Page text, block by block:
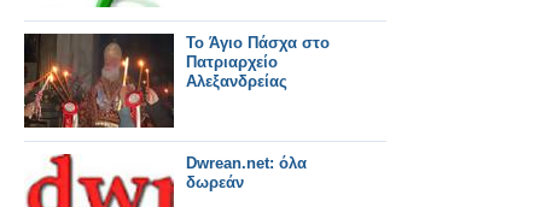
Το Άγιο Πάσχα στο
Πατριαρχείο
Αλεξανδρείας
Dwrean.net: όλα
δωρεάν